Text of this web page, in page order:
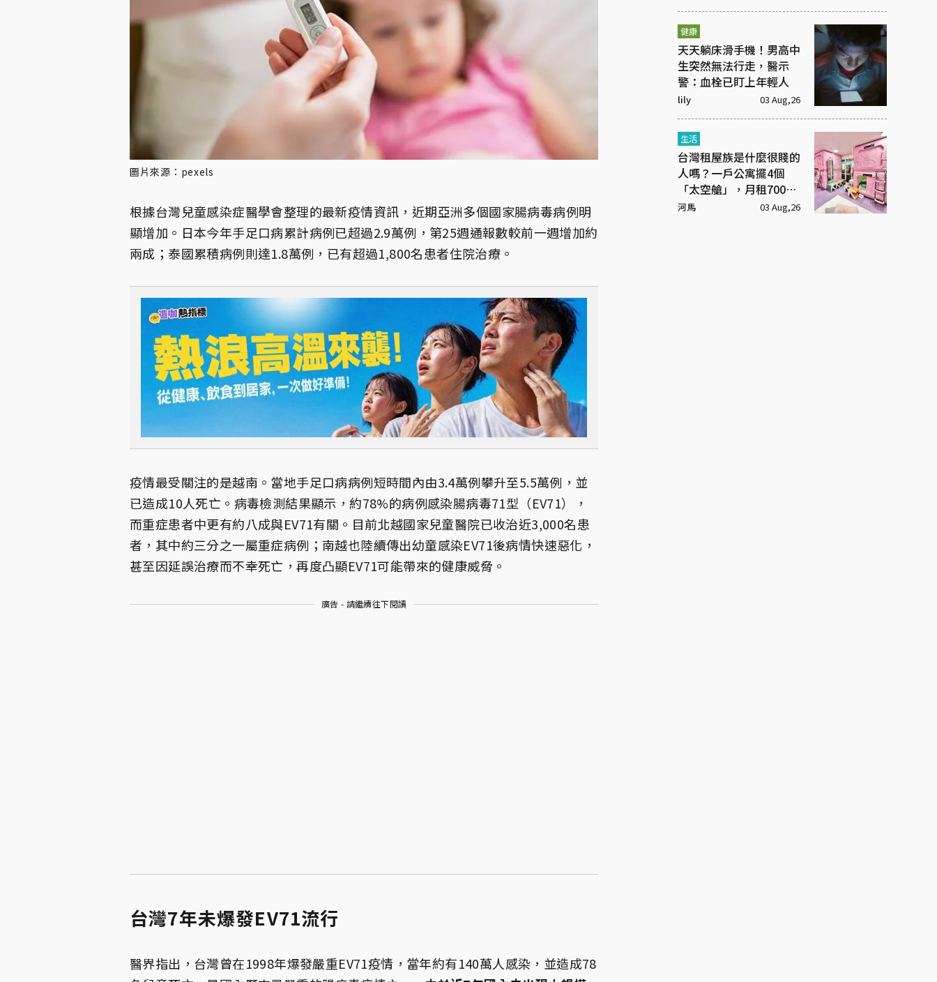
圖片來源：pexels
根據台灣兒童感染症醫學會整理的最新疫情資訊，近期亞洲多個國家腸病毒病例明
顯增加。日本今年手足口病累計病例已超過2.9萬例，第25週通報數較前一週增加約
兩成；泰國累積病例則達1.8萬例，已有超過1,800名患者住院治療。
疫情最受關注的是越南。當地手足口病病例短時間內由3.4萬例攀升至5.5萬例，並
已造成10人死亡。病毒檢測結果顯示，約78%的病例感染腸病毒71型（EV71），
而重症患者中更有約八成與EV71有關。目前北越國家兒童醫院已收治近3,000名患
者，其中約三分之一屬重症病例；南越也陸續傳出幼童感染EV71後病情快速惡化，
甚至因延誤治療而不幸死亡，再度凸顯EV71可能帶來的健康威脅。
廣告 - 請繼續往下閱讀
台灣7年未爆發EV71流行
醫界指出，台灣曾在1998年爆發嚴重EV71疫情，當年約有140萬人感染，並造成78
健康
天天躺床滑手機！男高中
生突然無法行走，醫示
警：血栓已盯上年輕人
lily 03 Aug,26
生活
台灣租屋族是什麼很賤的
人嗎？一戶公寓擺4個
「太空艙」，月租7000
元
河馬 03 Aug,26